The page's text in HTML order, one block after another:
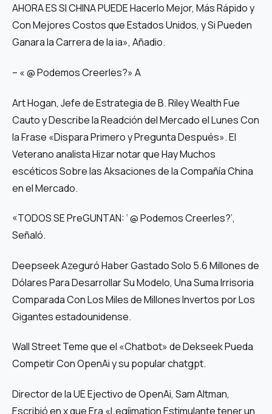
AHORA ES SI CHINA PUEDE Hacerlo Mejor, Más Rápido y
Con Mejores Costos que Estados Unidos, y Si Pueden
Ganara la Carrera de la ia», Añadio.
– « @ Podemos Creerles?» A
Art Hogan, Jefe de Estrategia de B. Riley Wealth Fue
Cauto y Describe la Readción del Mercado el Lunes Con
la Frase «Dispara Primero y Pregunta Después». El
Veterano analista Hizar notar que Hay Muchos
escéticos Sobre las Aksaciones de la Compañía China
en el Mercado.
«TODOS SE PreGUNTAN: ‘ @ Podemos Creerles?’,
Señaló.
Deepseek Azeguró Haber Gastado Solo 5.6 Millones de
Dólares Para Desarrollar Su Modelo, Una Suma Irrisoria
Comparada Con Los Miles de Millones Invertos por Los
Gigantes estadounidense.
Wall Street Teme que el «Chatbot» de Dekseek Pueda
Competir Con OpenAi y su popular chatgpt.
Director de la UE Ejectivo de OpenAi, Sam Altman,
Escribió en x que Era «Legíimation Estimulante tener un